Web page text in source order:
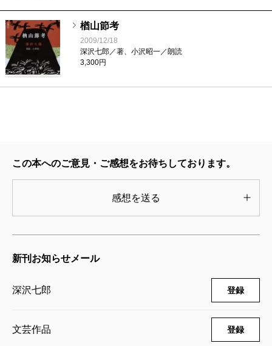
遭難記、漂流記と呼ばれる読み物だが、本書は子供
たちにも読めるように平易に書かれ、豊かな文章で明
るさすら感じられる。人間の強さ、自然に対する無力
さ、仲間の大切さ、創意工夫の楽しさ、たくさんの要
しまう感動作だ。
取材して書き上げた『凍』は、山岳ノンフィクション
峰ギャチュンカン登頂に挑む。山頂直下で妻が体調不
良を訴え、山野井は一人で登頂。引き返し妻と合流す
ると、いつまでも語り継がれるであろう「奇跡の生還
下山を試みる二人に襲いかかる度重なる雪崩、高所
楢山節考
2009/12/18
深沢七郎／著、小沢昭一／朗読
3,300円
この本へのご意見・ご感想をお待ちしております。
感想を送る
新刊お知らせメール
深沢七郎 登録
文芸作品 登録